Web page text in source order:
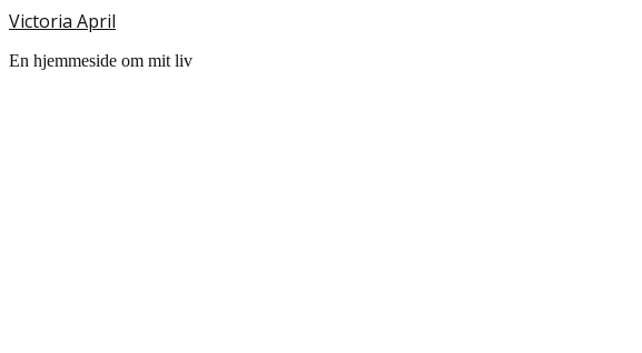
Victoria April
En hjemmeside om mit liv